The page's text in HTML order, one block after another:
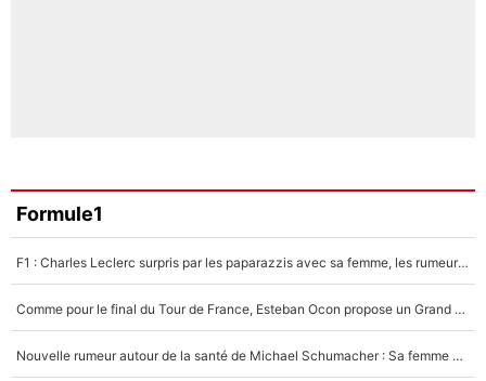
Formule1
F1 : Charles Leclerc surpris par les paparazzis avec sa femme, les rumeurs étaient vraies !
Comme pour le final du Tour de France, Esteban Ocon propose un Grand Prix de Formule 1 à Paris : «Autour de l’Arc de Triomphe, ce serait génial» !
Nouvelle rumeur autour de la santé de Michael Schumacher : Sa femme Corinna sort du silence